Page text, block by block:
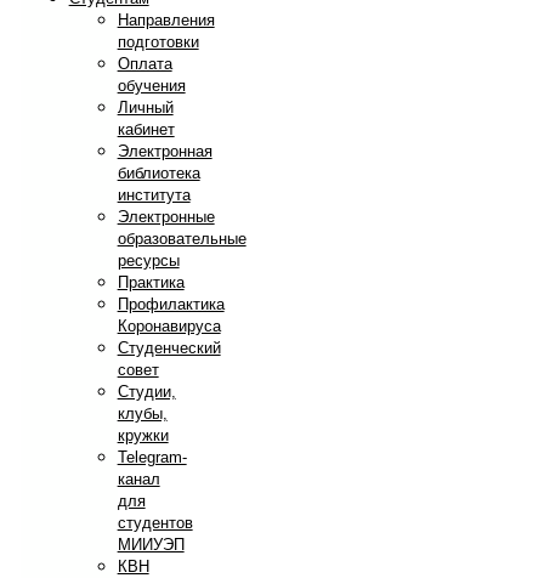
Направления
подготовки
Оплата
обучения
Личный
кабинет
Электронная
библиотека
института
Электронные
образовательные
ресурсы
Практика
Профилактика
Коронавируса
Студенческий
совет
Студии,
клубы,
кружки
Telegram-
канал
для
студентов
МИИУЭП
КВН